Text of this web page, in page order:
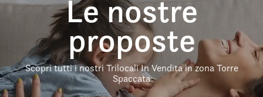
Le nostre
proposte
Scopri tutti i nostri Trilocali In Vendita in zona Torre
Spaccata